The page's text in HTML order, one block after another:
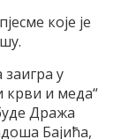
које је
у
и меда“
Дража
Бајића,